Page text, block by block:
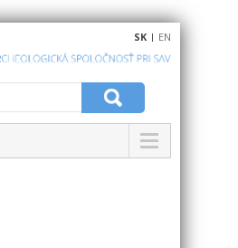
SK | EN